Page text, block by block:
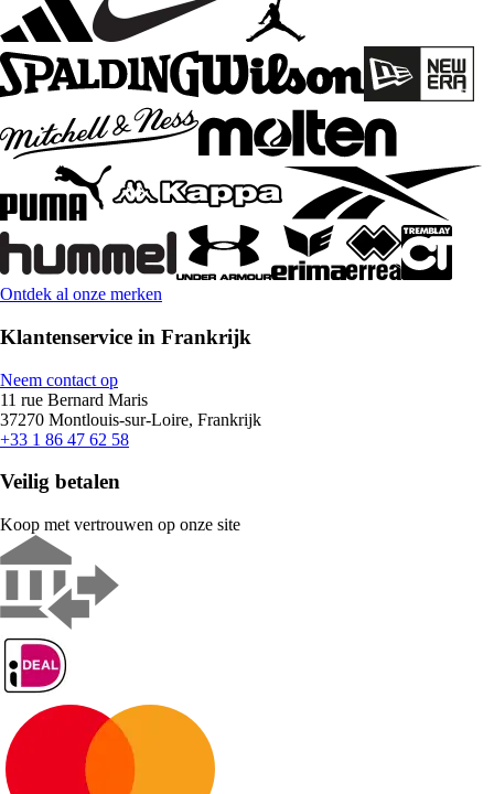
Ontdek al onze merken
Klantenservice in Frankrijk
Neem contact op
11 rue Bernard Maris
37270 Montlouis-sur-Loire, Frankrijk
+33 1 86 47 62 58
Veilig betalen
Koop met vertrouwen op onze site